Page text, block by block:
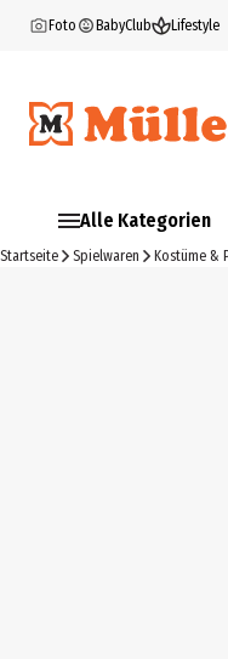
Foto BabyClub Lifestyle
Alle Kategorien
Startseite Spielwaren Kostüme &